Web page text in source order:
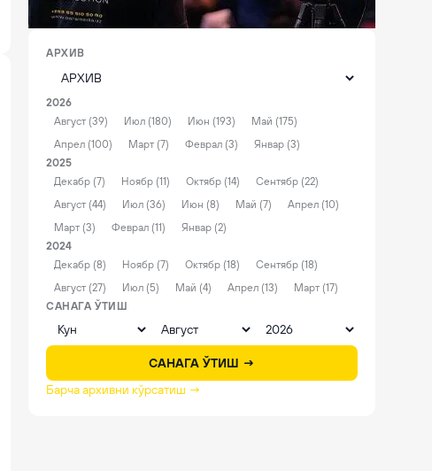
АРХИВ
2026
Август (39)
Июл (180) Июн (193)
Май (175)
Апрел (100)
Март (7) Феврал (3)
Январ (3)
2025
Декабр (7)
Ноябр (11) Октябр (14)
Сентябр (22)
Август (44)
Июл (36) Июн (8) Май (7)
Апрел (10)
Март (3)
Феврал (11)
Январ (2)
2024
Декабр (8)
Ноябр (7) Октябр (18)
Сентябр (18)
Август (27)
Июл (5) Май (4) Апрел (13)
Март (17)
САНАГА ЎТИШ
САНАГА ЎТИШ →
Барча архивни кўрсатиш →